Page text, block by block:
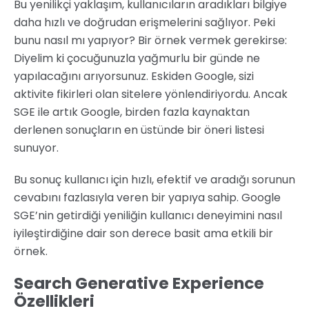
Bu yenilikçi yaklaşım, kullanıcıların aradıkları bilgiye
daha hızlı ve doğrudan erişmelerini sağlıyor. Peki
bunu nasıl mı yapıyor? Bir örnek vermek gerekirse:
Diyelim ki çocuğunuzla yağmurlu bir günde ne
yapılacağını arıyorsunuz. Eskiden Google, sizi
aktivite fikirleri olan sitelere yönlendiriyordu. Ancak
SGE ile artık Google, birden fazla kaynaktan
derlenen sonuçların en üstünde bir öneri listesi
sunuyor.
Bu sonuç kullanıcı için hızlı, efektif ve aradığı sorunun
cevabını fazlasıyla veren bir yapıya sahip. Google
SGE’nin getirdiği yeniliğin kullanıcı deneyimini nasıl
iyileştirdiğine dair son derece basit ama etkili bir
örnek.
Search Generative Experience
Özellikleri